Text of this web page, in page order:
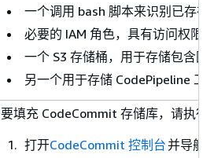
一个调用 bash 脚本来识别已存
必要的 IAM 角色，具有访问权限
一个 S3 存储桶，用于存储包含图
另一个用于存储 CodePipeline 工
要填充 CodeCommit 存储库，请执行
打开CodeCommit 控制台并导航